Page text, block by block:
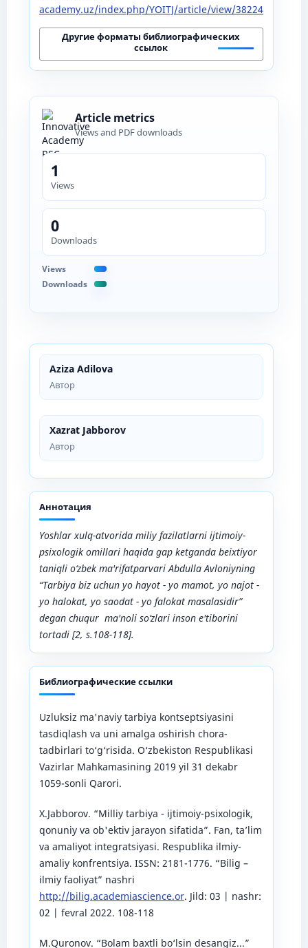
Aziza Adilova
Автор
Xazrat Jabborov
Автор
Аннотация
Yoshlar xulq-atvorida miliy fazilatlarni ijtimoiy-
psixologik omillari haqida gap ketganda beixtiyor
taniqli o‘zbek ma'rifatparvari Abdulla Avloniyning
“Tarbiya biz uchun yo hayot - yo mamot, yo najot -
yo halokat, yo saodat - yo falokat masalasidir”
degan chuqur ma'noli so‘zlari inson e'tiborini
tortadi [2, s.108-118].
Библиографические ссылки
Uzluksiz ma'naviy tarbiya kontseptsiyasini
tasdiqlash va uni amalga oshirish chora-
tadbirlari to‘g‘risida. O‘zbekiston Respublikasi
Vazirlar Mahkamasining 2019 yil 31 dekabr
1059-sonli Qarori.
X.Jabborov. “Milliy tarbiya - ijtimoiy-psixologik,
qonuniy va ob'ektiv jarayon sifatida”. Fan, ta’lim
va amaliyot integratsiyasi. Respublika ilmiy-
amaliy konfrentsiya. ISSN: 2181-1776. “Bilig –
ilmiy faoliyat” nashri
http://bilig.academiascience.or. Jild: 03 | nashr:
02 | fevral 2022. 108-118
M.Quronov. “Bolam baxtli bo‘lsin desangiz...”
academy.uz/index.php/YOITJ/article/view/38224
Другие форматы библиографических
ссылок
Article metrics
Views and PDF downloads
1
Views
0
Downloads
Views
Downloads